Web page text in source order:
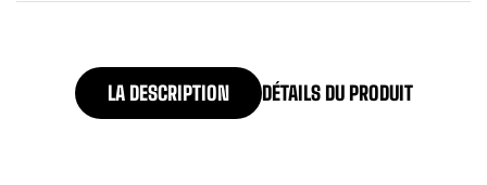
LA DESCRIPTION DÉTAILS DU PRODUIT